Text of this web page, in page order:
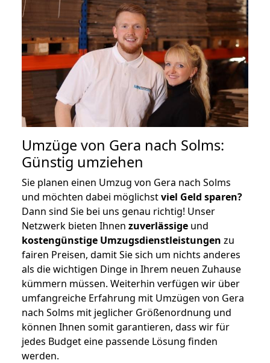
Umzüge von Gera nach Solms:
Günstig umziehen
Sie planen einen Umzug von Gera nach Solms
und möchten dabei möglichstviel Geld sparen?
Dann sind Sie bei uns genau richtig! Unser
Netzwerk bieten Ihnen zuverlässige und
kostengünstige Umzugsdienstleistungen zu
fairen Preisen, damit Sie sich um nichts anderes
als die wichtigen Dinge in Ihrem neuen Zuhause
kümmern müssen. Weiterhin verfügen wir über
umfangreiche Erfahrung mit Umzügen von Gera
nach Solms mit jeglicher Größenordnung und
können Ihnen somit garantieren, dass wir für
jedes Budget eine passende Lösung finden
werden.